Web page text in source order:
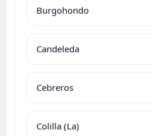
Burgohondo
Candeleda
Cebreros
Colilla (La)